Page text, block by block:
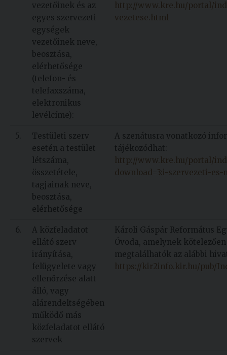
vezetőinek és az
egyes szervezeti
egységek
vezetőinek neve,
beosztása,
elérhetősége
(telefon- és
telefaxszáma,
elektronikus
levélcíme):
http://www.kre.hu/portal/
vezetese.html
5.
Testületi szerv
esetén a testület
létszáma,
összetétele,
tagjainak neve,
beosztása,
elérhetősége
A szenátusra vonatkozó
tájékozódhat:
http://www.kre.hu/portal/
download=3:i-szervezeti-es-
6.
A közfeladatot
ellátó szerv
irányítása,
felügyelete vagy
ellenőrzése alatt
álló, vagy
alárendeltségében
működő más
közfeladatot ellátó
szervek
Károli Gáspár Református
Óvoda, amelynek
megtalálhatók az alábbi
https://kir2info.kir.hu/pub/